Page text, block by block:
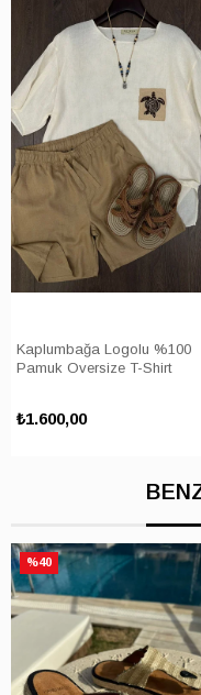
Kaplumbağa Logolu %100
Pamuk Oversize T-Shirt
₺1.600,00
%40